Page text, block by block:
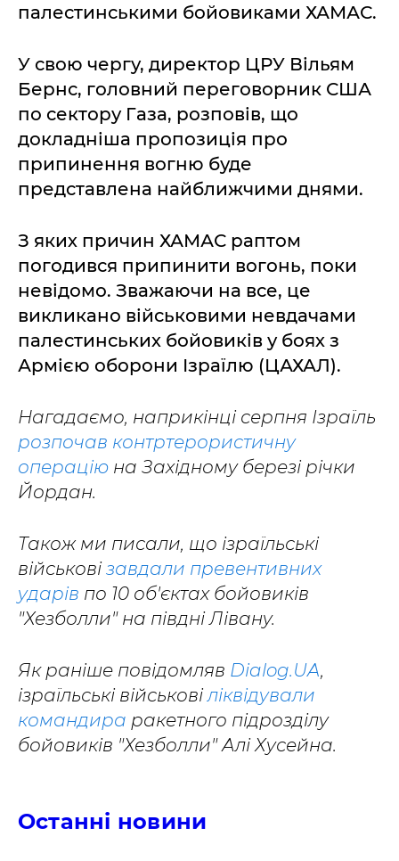
палестинськими бойовиками ХАМАС.
У свою чергу, директор ЦРУ Вільям
Бернс, головний переговорник США
по сектору Газа, розповів, що
докладніша пропозиція про
припинення вогню буде
представлена найближчими днями.
З яких причин ХАМАС раптом
погодився припинити вогонь, поки
невідомо. Зважаючи на все, це
викликано військовими невдачами
палестинських бойовиків у боях з
Армією оборони Ізраїлю (ЦАХАЛ).
Нагадаємо, наприкінці серпня Ізраїль
розпочав контртерористичну
операцію на Західному березі річки
Йордан.
Також ми писали, що ізраїльські
військові завдали превентивних
ударів по 10 об'єктах бойовиків
"Хезболли" на півдні Лівану.
Як раніше повідомляв Dialog.UA,
ізраїльські військові ліквідували
командира ракетного підрозділу
бойовиків "Хезболли" Алі Хусейна.
Останні новини